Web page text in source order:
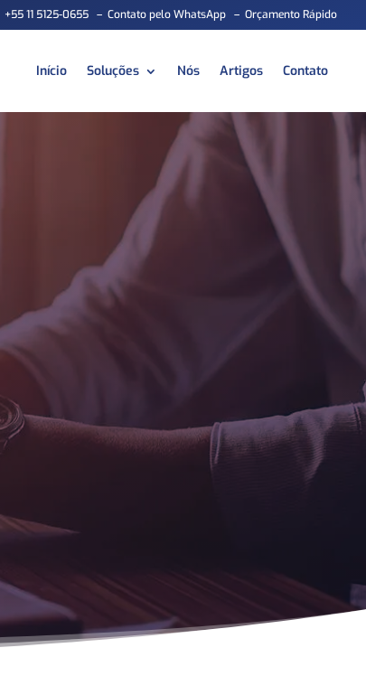
+55 11 5125-0655 – Contato pelo WhatsApp – Orçamento Rápido
Início Soluções Nós Artigos Contato